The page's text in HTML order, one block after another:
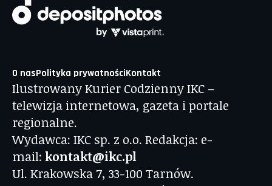
O nasPolityka prywatnościKontakt
Ilustrowany Kurier Codzienny IKC –
telewizja internetowa, gazeta i portale
regionalne.
Wydawca: IKC sp. z o.o. Redakcja: e-
mail: kontakt@ikc.pl
Ul. Krakowska 7, 33-100 Tarnów.